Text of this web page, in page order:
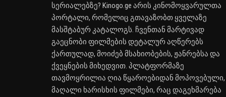
სერიალებზე? Kinogo.ge არის კინომოყვარულთა
პორტალი, რომელიც გთავაზობთ ყველაზე
მასშტაბურ კატალოგს. ჩვენთან მარტივად
გაეცნობი ფილმების დეტალურ აღწერებს
ქართულად, მოიძებ მსახიობების, ჟანრებსა და
ქვეყნების მიხედვით. პლატფორმაზე
თავმოყრილია ღია წყაროებიდან მოპოვებული,
მაღალი ხარისხის ფილმები, რაც დაგეხმარება